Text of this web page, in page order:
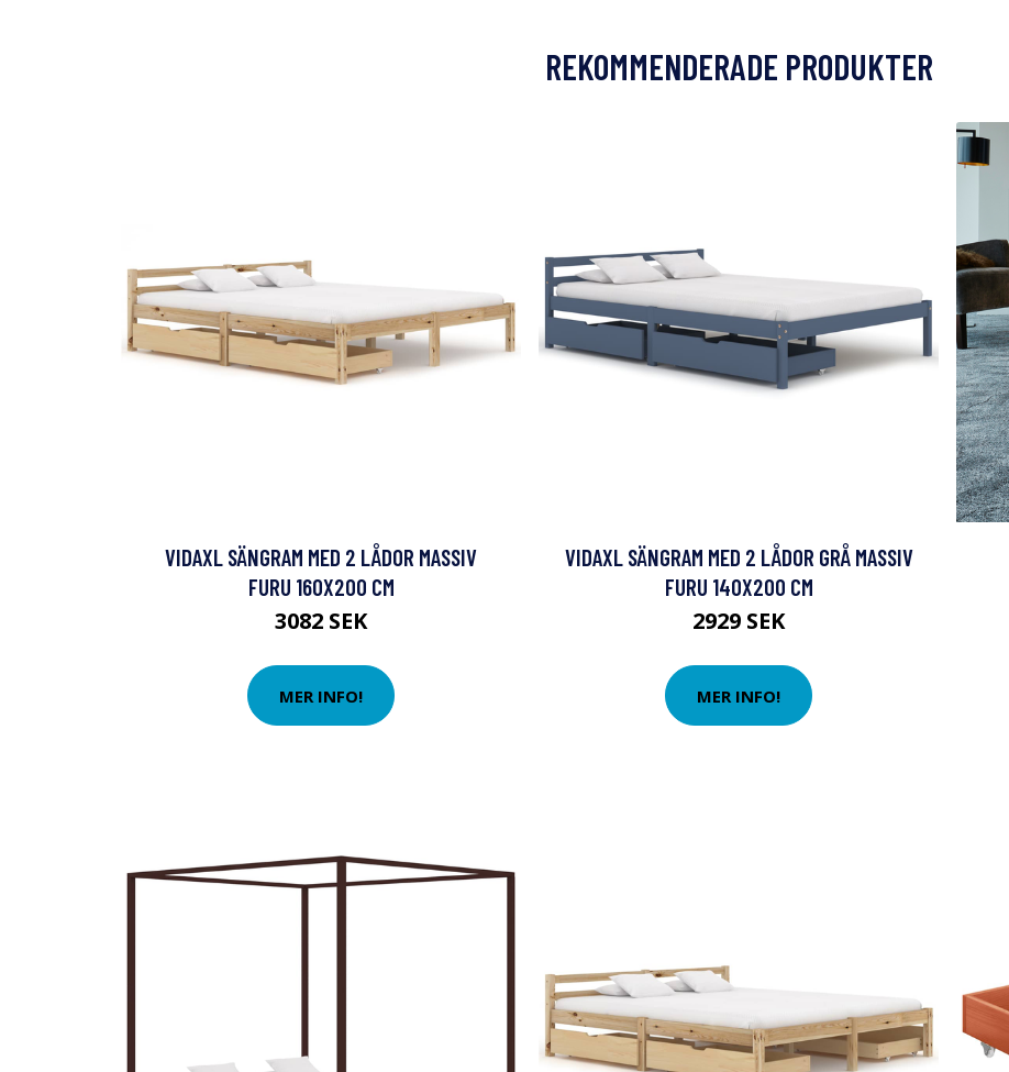
REKOMMENDERADE PRODUKTER
VIDAXL SÄNGRAM MED 2 LÅDOR MASSIV
FURU 160X200 CM
3082 SEK
MER INFO!
VIDAXL SÄNGRAM MED 2 LÅDOR GRÅ MASSIV
FURU 140X200 CM
2929 SEK
MER INFO!